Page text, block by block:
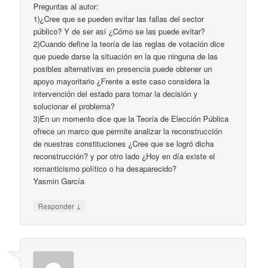
Preguntas al autor:
1)¿Cree que se pueden evitar las fallas del sector
público? Y de ser así ¿Cómo se las puede evitar?
2)Cuando define la teoría de las reglas de votación dice
que puede darse la situación en la que ninguna de las
posibles alternativas en presencia puede obtener un
apoyo mayoritario ¿Frente a este caso considera la
intervención del estado para tomar la decisión y
solucionar el problema?
3)En un momento dice que la Teoría de Elección Pública
ofrece un marco que permite analizar la reconstrucción
de nuestras constituciones ¿Cree que se logró dicha
reconstrucción? y por otro lado ¿Hoy en día existe el
romanticismo político o ha desaparecido?
Yasmin García
Responder ↓